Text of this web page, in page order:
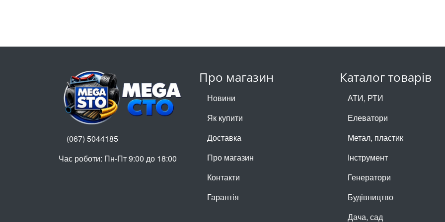
Про магазин
Новини
Як купити
Доставка
Про магазин
Контакти
Гарантія
Каталог товарів
АТИ, РТИ
Елеватори
Метал, пластик
Інструмент
Генератори
Будівництво
Дача, сад
(067) 5044185
Час роботи: Пн-Пт 9:00 до 18:00